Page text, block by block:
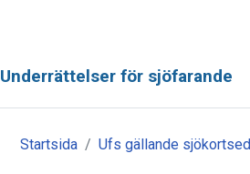
Underrättelser för sjöfarande
Startsida Ufs gällande